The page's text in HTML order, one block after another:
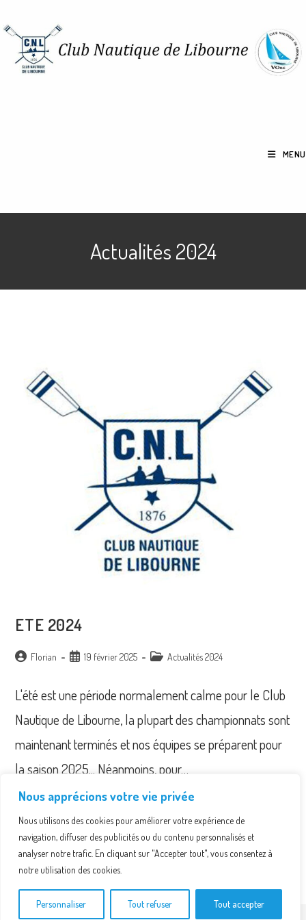
Nous apprécions votre vie privée
Nous utilisons des cookies pour améliorer votre expérience de
navigation, diffuser des publicités ou du contenu personnalisés et
analyser notre trafic. En cliquant sur "Accepter tout", vous consentez à
notre utilisation des cookies.
Personnaliser Tout refuser Tout accepter
to
content
MENU
Actualités 2024
ETE 2024
Auteur/autrice
publication :
Florian
Publication
19 février 2025
Post Actualités 2024
L'été est une période normalement calme pour le Club
Nautique de Libourne, la plupart des championnats sont
maintenant terminés et nos équipes se préparent pour
la saison 2025... Néanmoins, pour…
2024